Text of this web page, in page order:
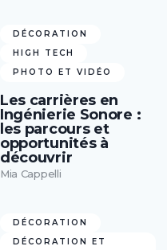
DÉCORATION
HIGH TECH
PHOTO ET VIDÉO
Les carrières en
Ingénierie Sonore :
les parcours et
opportunités à
découvrir
Mia Cappelli
DÉCORATION
DÉCORATION ET